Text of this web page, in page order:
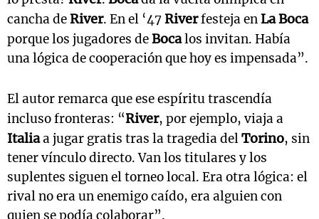
cancha deRiver. En el ‘47Riverfesteja enLa Boca
porque los jugadores deBocalos invitan. Había
una lógica de cooperación que hoy es impensada”.
El autor remarca que ese espíritu trascendía
incluso fronteras: “River, por ejemplo, viaja a
Italiaa jugar gratis tras la tragedia delTorino, sin
tener vínculo directo. Van los titulares y los
suplentes siguen el torneo local. Era otra lógica: el
rival no era un enemigo caído, era alguien con
quien se podía colaborar”.